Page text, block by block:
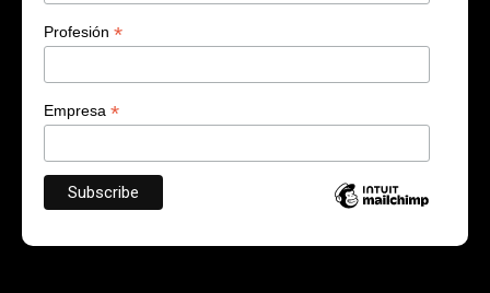
Profesión *
Empresa *